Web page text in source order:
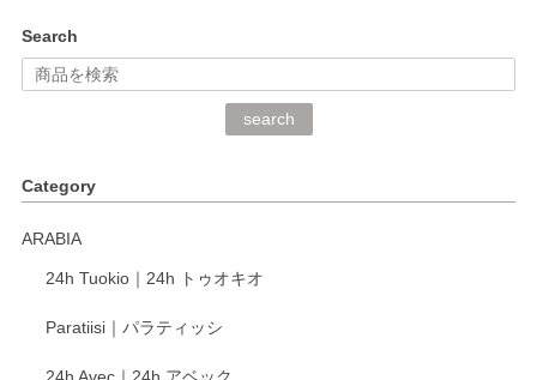
Search
search
Category
ARABIA
24h Tuokio｜24h トゥオキオ
Paratiisi｜パラティッシ